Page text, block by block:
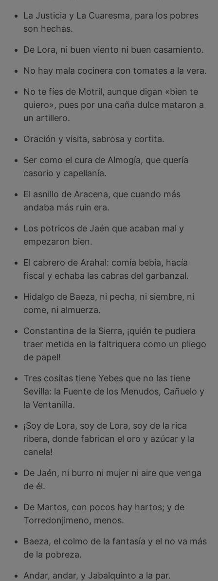
La Justicia y La Cuaresma, para los pobres
son hechas.
De Lora, ni buen viento ni buen casamiento.
No hay mala cocinera con tomates a la vera.
No te fíes de Motril, aunque digan «bien te
quiero», pues por una caña dulce mataron a
un artillero.
Oración y visita, sabrosa y cortita.
Ser como el cura de Almogía, que quería
casorio y capellanía.
El asnillo de Aracena, que cuando más
andaba más ruin era.
Los potricos de Jaén que acaban mal y
empezaron bien.
El cabrero de Arahal: comía bebía, hacía
fiscal y echaba las cabras del garbanzal.
Hidalgo de Baeza, ni pecha, ni siembre, ni
come, ni almuerza.
Constantina de la Sierra, ¡quién te pudiera
traer metida en la faltriquera como un pliego
de papel!
Tres cositas tiene Yebes que no las tiene
Sevilla: la Fuente de los Menudos, Cañuelo y
la Ventanilla.
¡Soy de Lora, soy de Lora, soy de la rica
ribera, donde fabrican el oro y azúcar y la
canela!
De Jaén, ni burro ni mujer ni aire que venga
de él.
De Martos, con pocos hay hartos; y de
Torredonjimeno, menos.
Baeza, el colmo de la fantasía y el no va más
de la pobreza.
Andar, andar, y Jabalquinto a la par.